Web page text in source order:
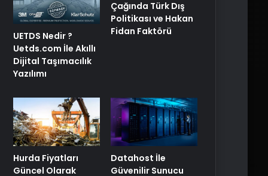
UETDS Nedir ?
Uetds.com İle Akıllı
Dijital Taşımacılık
Yazılımı
Çağında Türk Dış
Politikası ve Hakan
Fidan Faktörü
Hurda Fiyatları
Güncel Olarak
Datahost İle
Güvenilir Sunucu